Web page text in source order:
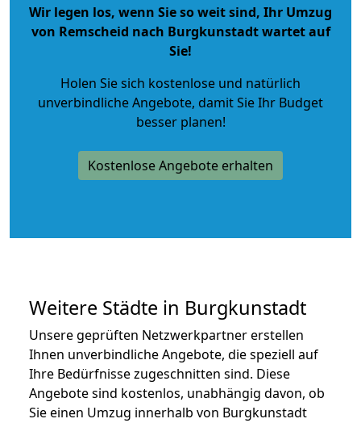
Wir legen los, wenn Sie so weit sind, Ihr Umzug
von Remscheid nach Burgkunstadt wartet auf
Sie!
Holen Sie sich kostenlose und natürlich
unverbindliche Angebote, damit Sie Ihr Budget
besser planen!
Kostenlose Angebote erhalten
Weitere Städte in Burgkunstadt
Unsere geprüften Netzwerkpartner erstellen
Ihnen unverbindliche Angebote, die speziell auf
Ihre Bedürfnisse zugeschnitten sind. Diese
Angebote sind kostenlos, unabhängig davon, ob
Sie einen Umzug innerhalb von Burgkunstadt